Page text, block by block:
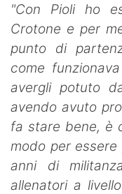
"Con Pioli ho
Crotone e per
punto di
come
avergli potuto
avendo avuto
fa stare bene, è
modo per
anni di
allenatori a